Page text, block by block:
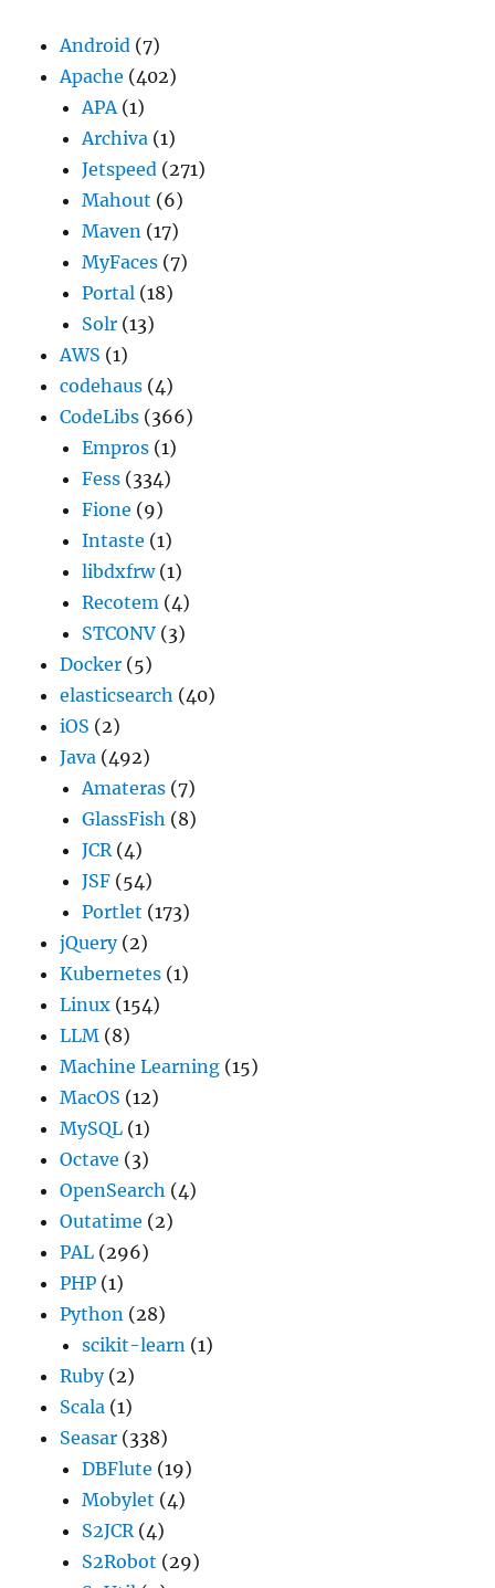
Android (7)
Apache (402)
APA(1)
Archiva (1)
Jetspeed (271)
Mahout (6)
Maven (17)
MyFaces (7)
Portal (18)
Solr (13)
AWS (1)
codehaus (4)
CodeLibs (366)
Empros (1)
Fess (334)
Fione (9)
Intaste (1)
libdxfrw(1)
Recotem (4)
STCONV (3)
Docker (5)
elasticsearch (40)
iOS (2)
Java (492)
Amateras (7)
GlassFish (8)
JCR(4)
JSF (54)
Portlet (173)
jQuery(2)
Kubernetes (1)
Linux (154)
LLM (8)
Machine Learning (15)
MacOS (12)
MySQL (1)
Octave (3)
OpenSearch (4)
Outatime (2)
PAL (296)
PHP (1)
Python (28)
scikit-learn (1)
Ruby(2)
Scala (1)
Seasar (338)
DBFlute (19)
Mobylet (4)
S2JCR(4)
S2Robot (29)